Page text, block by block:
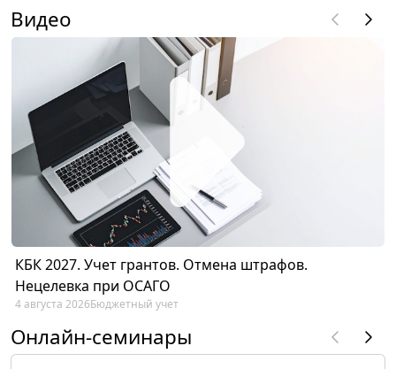
Видео
КБК 2027. Учет грантов. Отмена штрафов.
Нецелевка при ОСАГО
4 августа 2026Бюджетный учет
Онлайн-семинары